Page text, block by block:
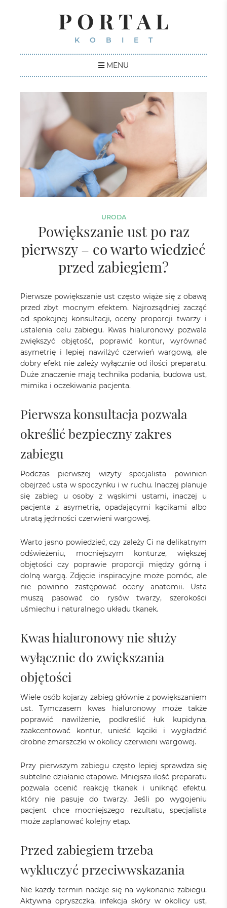
PORTAL
KOBIET
MENU
URODA
Powiększanie ust po raz
pierwszy – co warto wiedzieć
przed zabiegiem?
Pierwsze powiększanie ust często wiąże się z obawą
przed zbyt mocnym efektem. Najrozsądniej zacząć
od spokojnej konsultacji, oceny proporcji twarzy i
ustalenia celu zabiegu. Kwas hialuronowy pozwala
zwiększyć objętość, poprawić kontur, wyrównać
asymetrię i lepiej nawilżyć czerwień wargową, ale
dobry efekt nie zależy wyłącznie od ilości preparatu.
Duże znaczenie mają technika podania, budowa ust,
mimika i oczekiwania pacjenta.
Pierwsza konsultacja pozwala
określić bezpieczny zakres
zabiegu
Podczas pierwszej wizyty specjalista powinien
obejrzeć usta w spoczynku i w ruchu. Inaczej planuje
się zabieg u osoby z wąskimi ustami, inaczej u
pacjenta z asymetrią, opadającymi kącikami albo
utratą jędrności czerwieni wargowej.
Warto jasno powiedzieć, czy zależy Ci na delikatnym
odświeżeniu, mocniejszym konturze, większej
objętości czy poprawie proporcji między górną i
dolną wargą. Zdjęcie inspiracyjne może pomóc, ale
nie powinno zastępować oceny anatomii. Usta
muszą pasować do rysów twarzy, szerokości
uśmiechu i naturalnego układu tkanek.
Kwas hialuronowy nie służy
wyłącznie do zwiększania
objętości
Wiele osób kojarzy zabieg głównie z powiększaniem
ust. Tymczasem kwas hialuronowy może także
poprawić nawilżenie, podkreślić łuk kupidyna,
zaakcentować kontur, unieść kąciki i wygładzić
drobne zmarszczki w okolicy czerwieni wargowej.
Przy pierwszym zabiegu często lepiej sprawdza się
subtelne działanie etapowe. Mniejsza ilość preparatu
pozwala ocenić reakcję tkanek i uniknąć efektu,
który nie pasuje do twarzy. Jeśli po wygojeniu
pacjent chce mocniejszego rezultatu, specjalista
może zaplanować kolejny etap.
Przed zabiegiem trzeba
wykluczyć przeciwwskazania
Nie każdy termin nadaje się na wykonanie zabiegu.
Aktywna opryszczka, infekcja skóry w okolicy ust,